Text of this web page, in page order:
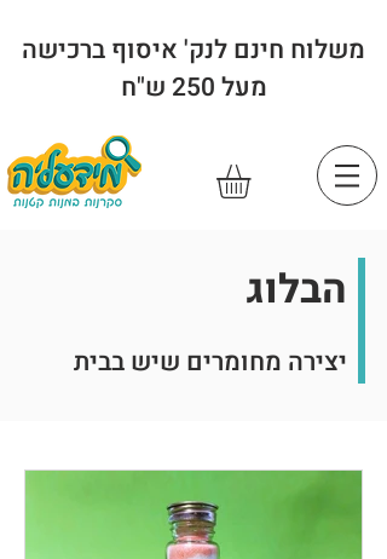
משלוח חינם לנק' איסוף ברכישה
מעל 250 ש"ח
הבלוג
יצירה מחומרים שיש בבית